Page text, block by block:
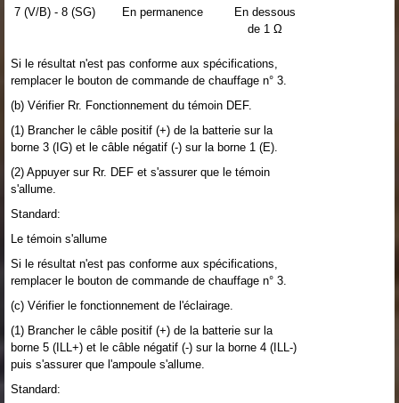
7 (V/B) - 8 (SG) En permanence
En dessous
de 1 Ω
Si le résultat n'est pas conforme aux spécifications,
remplacer le bouton de commande de chauffage n° 3.
(b) Vérifier Rr. Fonctionnement du témoin DEF.
(1) Brancher le câble positif (+) de la batterie sur la
borne 3 (IG) et le câble négatif (-) sur la borne 1 (E).
(2) Appuyer sur Rr. DEF et s'assurer que le témoin
s'allume.
Standard:
Le témoin s'allume
Si le résultat n'est pas conforme aux spécifications,
remplacer le bouton de commande de chauffage n° 3.
(c) Vérifier le fonctionnement de l'éclairage.
(1) Brancher le câble positif (+) de la batterie sur la
borne 5 (ILL+) et le câble négatif (-) sur la borne 4 (ILL-)
puis s'assurer que l'ampoule s'allume.
Standard: